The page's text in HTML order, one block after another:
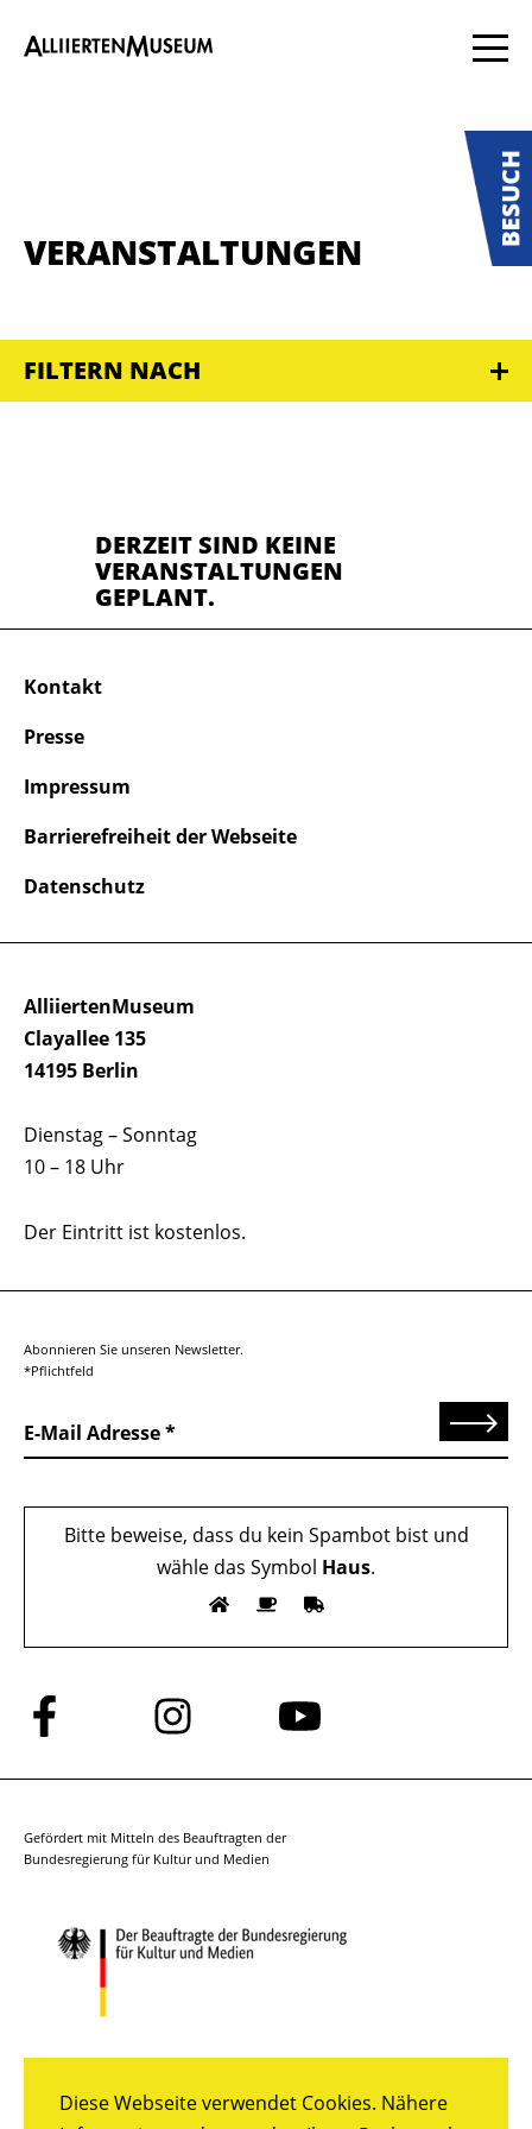
Diese Webseite verwendet Cookies. Nähere
VERANSTALTUNGEN
FILTERN NACH
DERZEIT SIND KEINE
VERANSTALTUNGEN
GEPLANT.
AlliiertenMuseum
Clayallee 135
14195 Berlin
Dienstag – Sonntag
10 – 18 Uhr
Der Eintritt ist kostenlos.
Kontakt
Presse
Impressum
Barrierefreiheit der Webseite
Datenschutz
Abonnieren Sie unseren Newsletter.
*Pflichtfeld
E-Mail Adresse Senden
Bitte beweise, dass du kein Spambot bist und
wähle das Symbol Haus.
Folge
uns
auf
Folge
uns
auf
Folge
auf
Gefördert mit Mitteln des Beauftragten der
Bundesregierung für Kultur und Medien